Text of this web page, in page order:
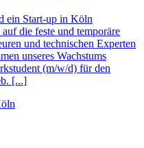
ein Start-up in Köln
die feste und temporäre
und technischen Experten
unseres Wachstums
(m/w/d) für den
[...]